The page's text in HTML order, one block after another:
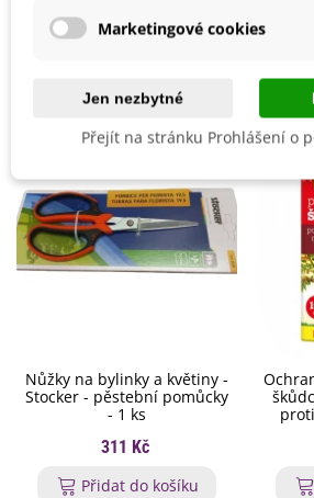
Nůžky na bylinky a květiny -
Stocker - pěstební pomůcky
- 1 ks
311 Kč
Přidat do košíku
Marketingové cookies
Jen nezbytné
Přejít na stránku Prohlášení o